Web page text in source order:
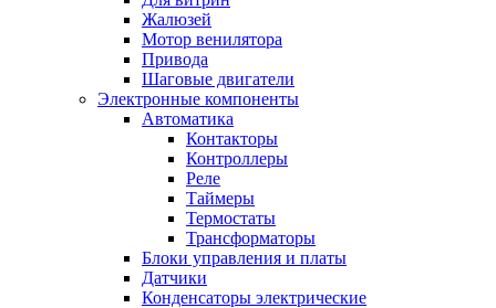
Жалюзей
Мотор венилятора
Привода
Шаговые двигатели
Электронные компоненты
Автоматика
Контакторы
Контроллеры
Реле
Таймеры
Термостаты
Трансформаторы
Блоки управления и платы
Датчики
Конденсаторы электрические